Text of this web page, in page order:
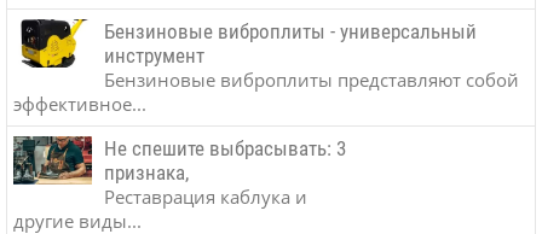
Бензиновые виброплиты - универсальный
инструмент
Бензиновые виброплиты представляют собой
эффективное...
Не спешите выбрасывать: 3
признака,
Реставрация каблука и
другие виды...